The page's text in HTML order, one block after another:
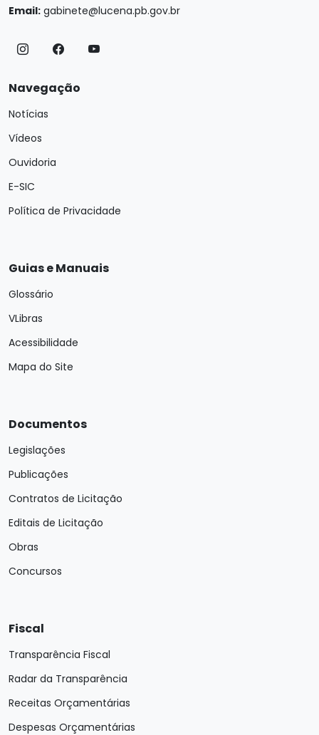
Email: gabinete@lucena.pb.gov.br
Navegação
Notícias
Vídeos
Ouvidoria
E-SIC
Política de Privacidade
Guias e Manuais
Glossário
VLibras
Acessibilidade
Mapa do Site
Documentos
Legislações
Publicações
Contratos de Licitação
Editais de Licitação
Obras
Concursos
Fiscal
Transparência Fiscal
Radar da Transparência
Receitas Orçamentárias
Despesas Orçamentárias